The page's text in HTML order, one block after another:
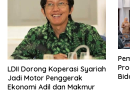
LDII Dorong Koperasi Syariah
Jadi Motor Penggerak
Ekonomi Adil dan Makmur